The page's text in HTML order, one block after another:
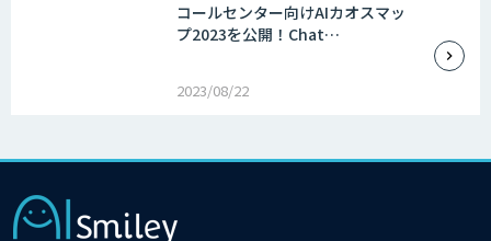
コールセンター向けAIカオスマッ
プ2023を公開！Chat…
2023/08/22